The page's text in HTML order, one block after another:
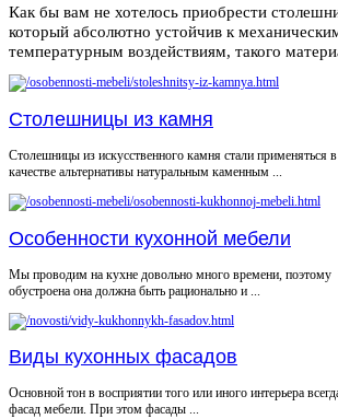
Как бы вам не хотелось приобрести
который абсолютно устойчив к
температурным воздействиям, такого
Столешницы из камня
Столешницы из искусственного камня стали применяться в
качестве альтернативы натуральным каменным ...
Особенности кухонной мебели
Мы проводим на кухне довольно много времени, поэтому
обустроена она должна быть рационально и ...
Виды кухонных фасадов
Основной тон в восприятии того или иного интерьера
фасад мебели. При этом фасады ...